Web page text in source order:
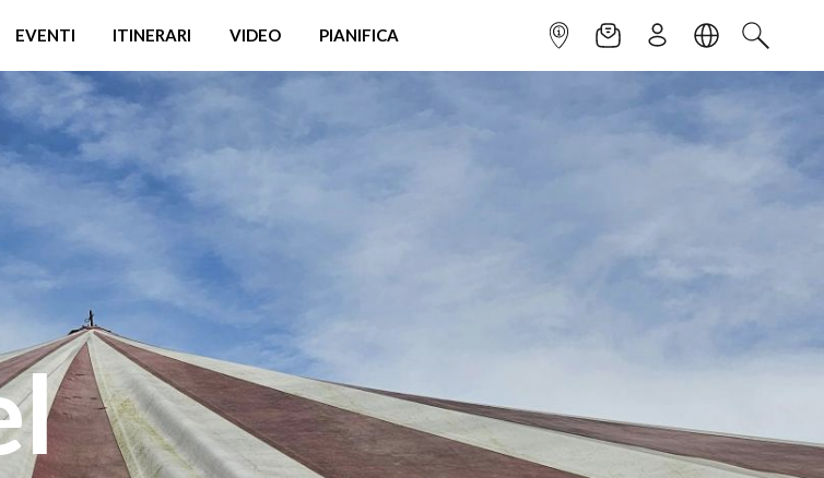
EVENTI ITINERARI VIDEO PIANIFICA INFOPOINTNEWSLETTER
ISCRIVITILINGUACERCA